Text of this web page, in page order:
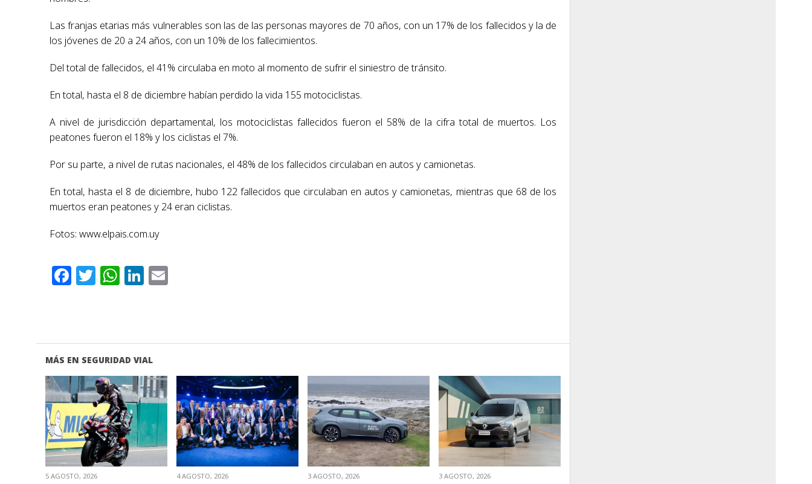
Las franjas etarias más vulnerables son las de las personas mayores de 70 años, con un 17% de los fallecidos y la de
los jóvenes de 20 a 24 años, con un 10% de los fallecimientos.
Del total de fallecidos, el 41% circulaba en moto al momento de sufrir el siniestro de tránsito.
En total, hasta el 8 de diciembre habían perdido la vida 155 motociclistas.
A nivel de jurisdicción departamental, los motociclistas fallecidos fueron el 58% de la cifra total de muertos. Los
peatones fueron el 18% y los ciclistas el 7%.
Por su parte, a nivel de rutas nacionales, el 48% de los fallecidos circulaban en autos y camionetas.
En total, hasta el 8 de diciembre, hubo 122 fallecidos que circulaban en autos y camionetas, mientras que 68 de los
muertos eran peatones y 24 eran ciclistas.
Fotos: www.elpais.com.uy
Facebook
Twitter
WhatsApp
LinkedIn
MÁS EN SEGURIDAD VIAL
VER NOTA
5 AGOSTO, 2026
VER NOTA
4 AGOSTO, 2026
VER NOTA
3 AGOSTO, 2026
VER NOTA
3 AGOSTO, 2026